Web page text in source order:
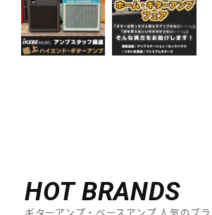
HOT BRANDS
ギターアンプ・ベースアンプ 人気のブ